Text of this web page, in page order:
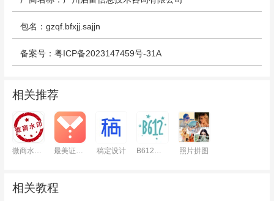
包名：gzqf.bfxjj.sajjn
备案号：粤ICP备2023147459号-31A
相关推荐
微商水印相机 最美证件照 稿定设计 B612咔叽 照片拼图
相关教程